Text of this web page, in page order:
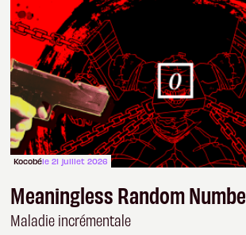
Kocobéle 21 juillet 2026
Meaningless Random
Maladie incrémentale